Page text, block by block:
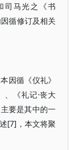
司马光之《书
循修订及相关
因循《仪礼》
《礼记·丧大
要是其中的一
[7]，本文将聚